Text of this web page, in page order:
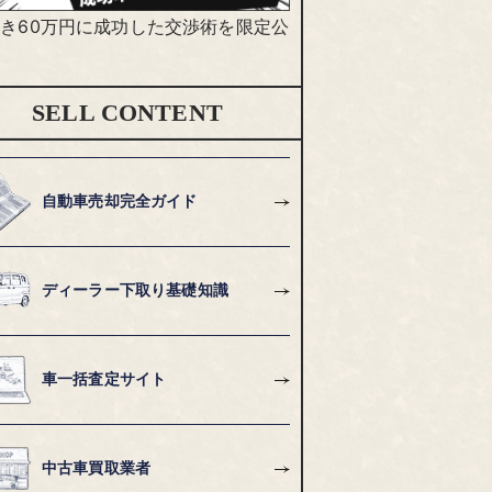
60万円に成功した交渉術を限定公
SELL CONTENT
自動車売却完全ガイド
ディーラー下取り基礎知識
車一括査定サイト
中古車買取業者